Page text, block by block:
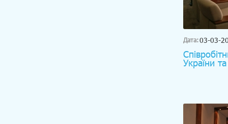
Дата:03-03-
України